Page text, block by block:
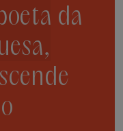
da